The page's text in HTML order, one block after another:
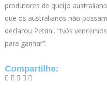
produtores de queijo
que os australianos não
declarou Petrini. “Nós
para ganhar”.
Compartilhe: